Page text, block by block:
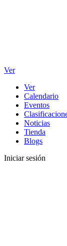
Ver
Ver
Calendario
Eventos
Noticias
Tienda
Blogs
Iniciar sesión